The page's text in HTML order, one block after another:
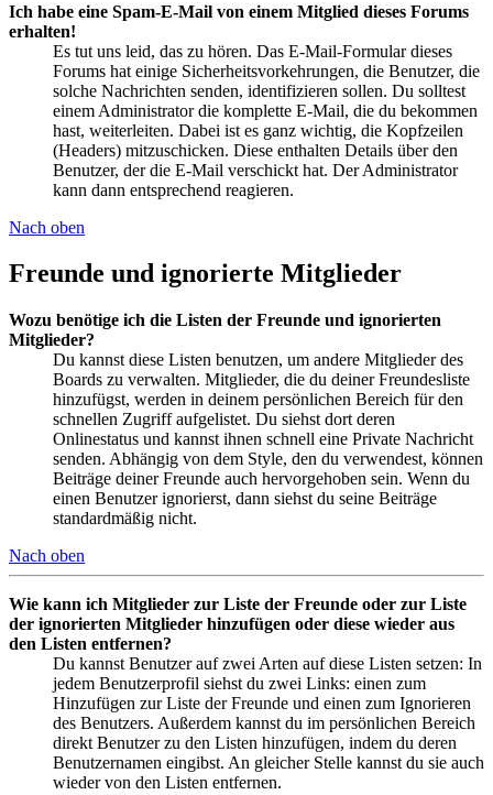
Ich habe eine Spam-E-Mail von einem Mitglied dieses Forums
erhalten!
Es tut uns leid, das zu hören. Das E-Mail-Formular dieses
Forums hat einige Sicherheitsvorkehrungen, die Benutzer, die
solche Nachrichten senden, identifizieren sollen. Du solltest
einem Administrator die komplette E-Mail, die du bekommen
hast, weiterleiten. Dabei ist es ganz wichtig, die Kopfzeilen
(Headers) mitzuschicken. Diese enthalten Details über den
Benutzer, der die E-Mail verschickt hat. Der Administrator
kann dann entsprechend reagieren.
Nach oben
Freunde und ignorierte Mitglieder
Wozu benötige ich die Listen der Freunde und ignorierten
Mitglieder?
Du kannst diese Listen benutzen, um andere Mitglieder des
Boards zu verwalten. Mitglieder, die du deiner Freundesliste
hinzufügst, werden in deinem persönlichen Bereich für den
schnellen Zugriff aufgelistet. Du siehst dort deren
Onlinestatus und kannst ihnen schnell eine Private Nachricht
senden. Abhängig von dem Style, den du verwendest, können
Beiträge deiner Freunde auch hervorgehoben sein. Wenn du
einen Benutzer ignorierst, dann siehst du seine Beiträge
standardmäßig nicht.
Nach oben
Wie kann ich Mitglieder zur Liste der Freunde oder zur Liste
der ignorierten Mitglieder hinzufügen oder diese wieder aus
den Listen entfernen?
Du kannst Benutzer auf zwei Arten auf diese Listen setzen: In
jedem Benutzerprofil siehst du zwei Links: einen zum
Hinzufügen zur Liste der Freunde und einen zum Ignorieren
des Benutzers. Außerdem kannst du im persönlichen Bereich
direkt Benutzer zu den Listen hinzufügen, indem du deren
Benutzernamen eingibst. An gleicher Stelle kannst du sie auch
wieder von den Listen entfernen.